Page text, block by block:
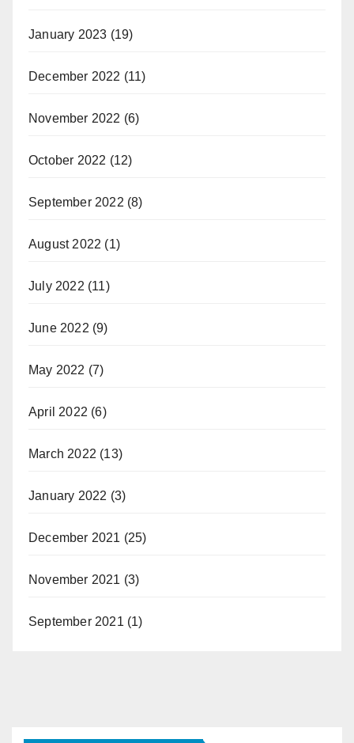
January 2023 (19)
December 2022 (11)
November 2022 (6)
October 2022 (12)
September 2022 (8)
August 2022 (1)
July 2022 (11)
June 2022 (9)
May 2022 (7)
April 2022 (6)
March 2022 (13)
January 2022 (3)
December 2021 (25)
November 2021 (3)
September 2021 (1)